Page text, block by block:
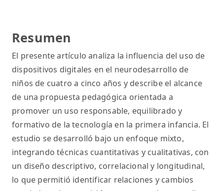
Resumen
El presente artículo analiza la influencia del uso de
dispositivos digitales en el neurodesarrollo de
niños de cuatro a cinco años y describe el alcance
de una propuesta pedagógica orientada a
promover un uso responsable, equilibrado y
formativo de la tecnología en la primera infancia. El
estudio se desarrolló bajo un enfoque mixto,
integrando técnicas cuantitativas y cualitativas, con
un diseño descriptivo, correlacional y longitudinal,
lo que permitió identificar relaciones y cambios